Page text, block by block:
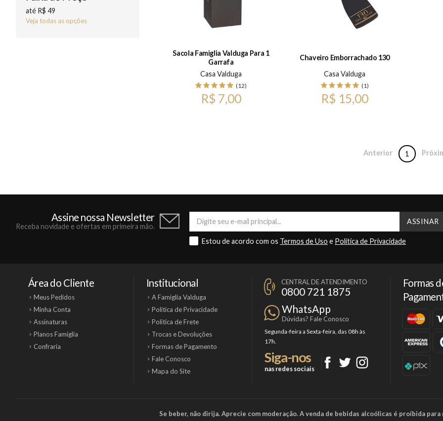
até R$ 49
Veja todas as opções
Sacola Famiglia Valduga Para 1
Garrafa
Casa Valduga
(12)
R$ 7,00
Chaveiro Emborrachado 130
Casa Valduga
(1)
R$ 15,00
Anterior 1
Assine nossa Newsletter
Receba novidade e ofertas em primeira mão.
Estou de acordo com os Termos de Uso e Política de Privacidade
Área do Cliente
Meus Pedidos
Minha Conta
Assinaturas
Planos Famiglia
Confraria
Institucional
A Famiglia Valduga
Política de Privacidade
Política de Frete
Trocas e Devoluções
Formas de Pagamento
Fale Conosco
Mapa do Site
CENTRAL DE ATENDIMENTO
0800 721 1875
WhatsApp
Dúvidas? Fale Conosco
Segunda-feira a Sexta-feira, das 08h às
17h.
Siga-nos
nas redes sociais
Formas
Se beber, não dirija. Aprecie com moderação. A venda de bebidas alcoólicas é proíbida para